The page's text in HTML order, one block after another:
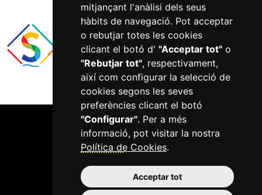
mitjançant l'anàlisi dels seus
hàbits de navegació. Pot acceptar
o rebutjar totes les cookies
clicant el botó d' "Acceptar tot"o
"Rebutjar tot", respectivament,
així com configurar la selecció de
cookies segons les seves
preferències clicant el botó
"Configurar". Per a més
informació, pot visitar la nostra
Política de Cookies.
Acceptar tot